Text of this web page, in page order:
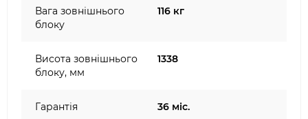
Вага зовнішнього
блоку
116 кг
Висота зовнішнього
блоку, мм
1338
Гарантія 36 міс.